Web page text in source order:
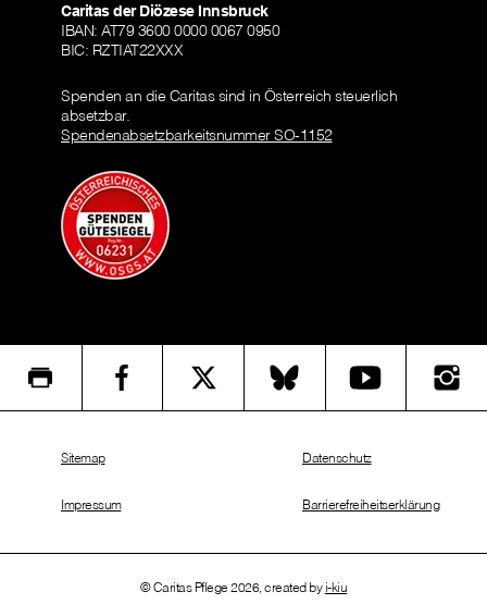
Caritas der Diözese Innsbruck
IBAN: AT79 3600 0000 0067 0950
BIC: RZTIAT22XXX
Spenden an die Caritas sind in Österreich steuerlich
absetzbar.
Spendenabsetzbarkeitsnummer SO-1152
© Caritas Pflege 2026, created by i-kiu
Sitemap
Impressum
Datenschutz
Barrierefreiheitserklärung